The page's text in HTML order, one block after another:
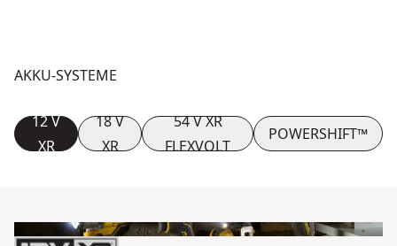
AKKU-SYSTEME
12 V
XR
18 V
XR
54 V XR
FLEXVOLT
POWERSHIFT™